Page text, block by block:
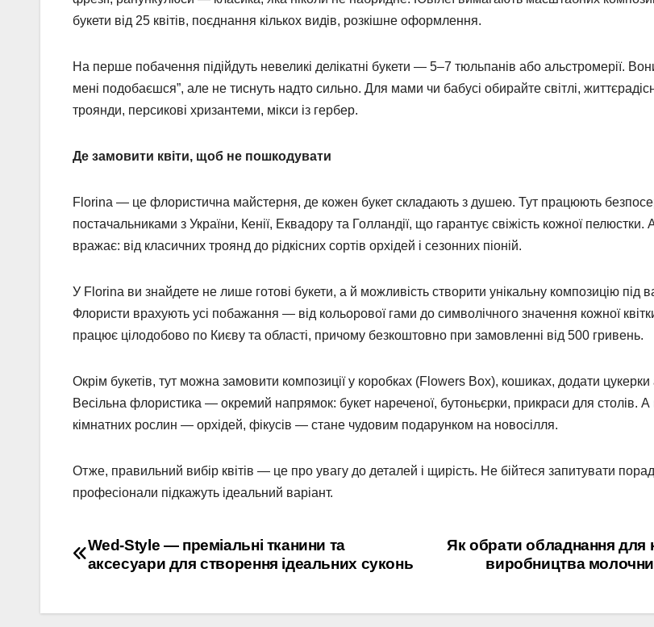
букети від 25 квітів, поєднання кількох видів, розкішне оформлення.
На перше побачення підійдуть невеликі делікатні букети — 5–7 тюльпанів або альстромерії.
мені подобаєшся”, але не тиснуть надто сильно. Для мами чи бабусі обирайте світлі,
троянди, персикові хризантеми, мікси із гербер.
Де замовити квіти, щоб не пошкодувати
Florina — це флористична майстерня, де кожен букет складають з душею. Тут працюють
постачальниками з України, Кенії, Еквадору та Голландії, що гарантує свіжість кожної пелюстки.
вражає: від класичних троянд до рідкісних сортів орхідей і сезонних піоній.
У Florina ви знайдете не лише готові букети, а й можливість створити унікальну композицію під
Флористи врахують усі побажання — від кольорової гами до символічного значення кожної
працює цілодобово по Києву та області, причому безкоштовно при замовленні від 500 гривень.
Окрім букетів, тут можна замовити композиції у коробках (Flowers Box), кошиках, додати
Весільна флористика — окремий напрямок: букет нареченої, бутоньєрки, прикраси для столів. А
кімнатних рослин — орхідей, фікусів — стане чудовим подарунком на новосілля.
Отже, правильний вибір квітів — це про увагу до деталей і щирість. Не бійтеся запитувати
професіонали підкажуть ідеальний варіант.
Навігація
Як обрати обладнання для
виробництва
Wed-Style — преміальні тканини та
аксесуари для створення ідеальних суконь